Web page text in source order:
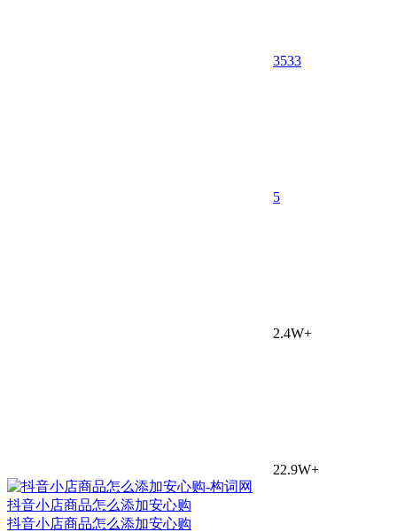
3533
5
2.4W+
22.9W+
抖音小店商品怎么添加安心购
抖音小店商品怎么添加安心购